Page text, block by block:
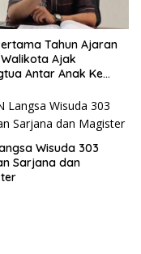
Tahun Ajaran
Ajak
Antar Anak Ke
Wisuda 303
Sarjana dan